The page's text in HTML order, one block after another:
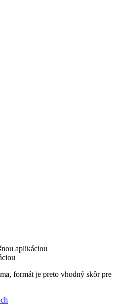
aplikáciou
formát je preto vhodný skôr pre